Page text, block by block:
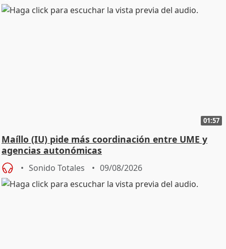
01:57
Maíllo (IU) pide más coordinación entre UME y
agencias autonómicas
Sonido Totales 09/08/2026